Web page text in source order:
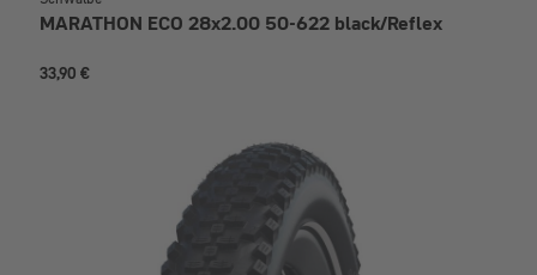
MARATHON ECO 28x2.00 50-622 black/Reflex
33,90 €